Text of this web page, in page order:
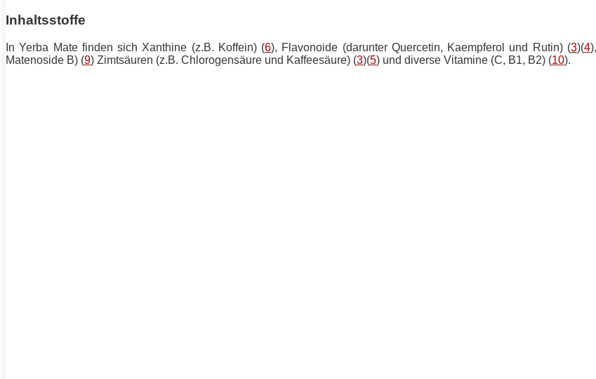
Inhaltsstoffe
In Yerba Mate finden sich Xanthine (z.B. Koffein) (6), Flavonoide (darunter Quercetin, Kaempferol und Rutin) (3)(4
Matenoside B) (9) Zimtsäuren (z.B. Chlorogensäure und Kaffeesäure) (3)(5) und diverse Vitamine (C, B1, B2) (10).